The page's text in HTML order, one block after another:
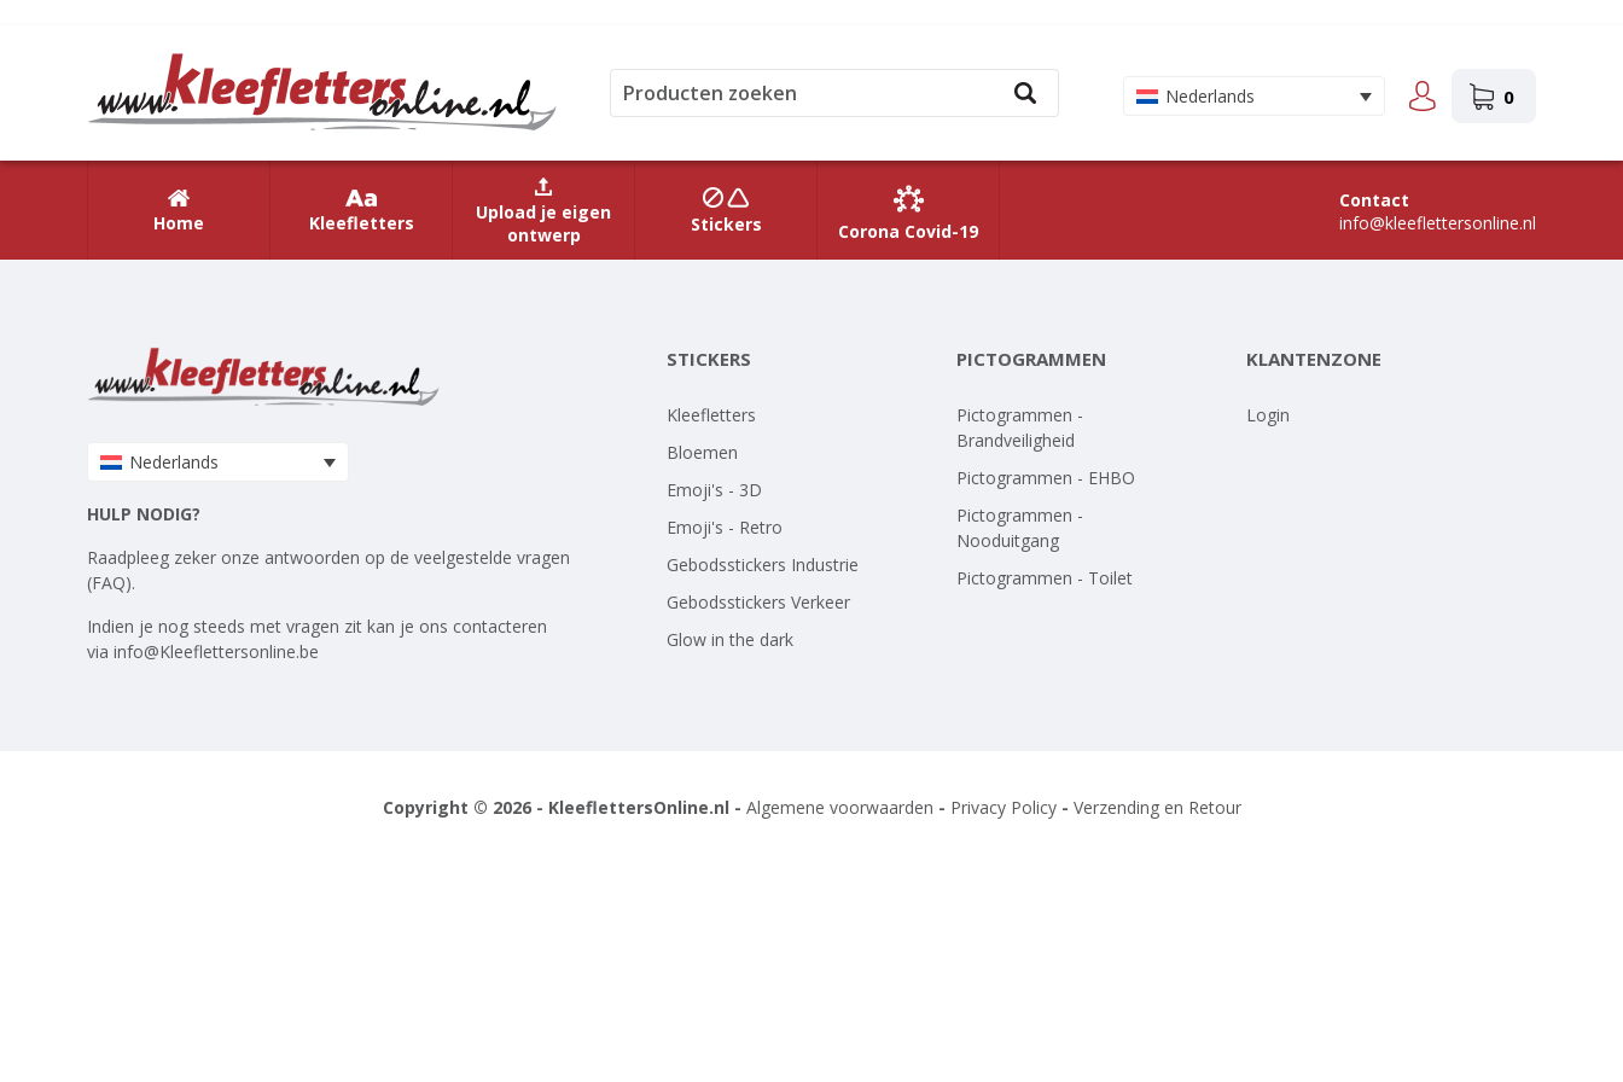
Nederlands 0
Home Kleefletters
Upload je eigen
ontwerp
Stickers Corona Covid-19
Contact
info@kleeflettersonline.nl
Nederlands
HULP NODIG?
Raadpleeg zeker onze antwoorden op de veelgestelde vragen
(FAQ).
Indien je nog steeds met vragen zit kan je ons contacteren
via info@Kleeflettersonline.be
STICKERS
Kleefletters
Bloemen
Emoji's - 3D
Emoji's - Retro
Gebodsstickers Industrie
Gebodsstickers Verkeer
Glow in the dark
PICTOGRAMMEN
Pictogrammen -
Brandveiligheid
Pictogrammen - EHBO
Pictogrammen -
Nooduitgang
Pictogrammen - Toilet
KLANTENZONE
Login
Copyright © 2026 - KleeflettersOnline.nl - Algemene voorwaarden - Privacy Policy- Verzending en Retour